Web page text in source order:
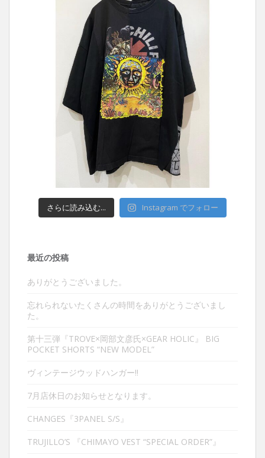
さらに読み込む... Instagram でフォロー
最近の投稿
ありがとうございました。
忘れられないたくさんの時間をありがとうございまし
た。
第十三弾『TROVE×岡部文彦氏×GEAR HOLIC』 BIG
POCKET SHORTS “NEW MODEL”
ヴィンテージウッドハンガー‼︎
7月店休日のお知らせとなります。
CHANGES『3PANEL S/S』
TRUJILLO’S 『CHIMAYO VEST “SPECIAL ORDER”』